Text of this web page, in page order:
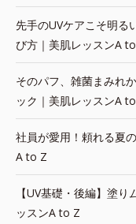
先手のUVケアこそ明る
び方｜美肌レッスンA
そのパフ、雑菌まみれ
ック｜美肌レッスンA
社員が愛用！頼れる夏
A to Z
【UV基礎・後編】塗
ッスンA to Z